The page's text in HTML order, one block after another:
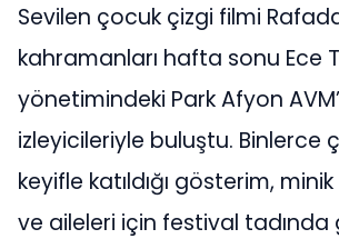
Sevilen çocuk çizgi filmi
kahramanları hafta sonu Ece
yönetimindeki Park Afyon
izleyicileriyle buluştu. Binlerce
keyifle katıldığı gösterim,
ve aileleri için festival tadında